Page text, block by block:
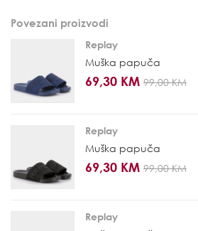
Povezani proizvodi
Replay
Muška papuča
69,30 KM 99,00 KM
Replay
Muška papuča
69,30 KM 99,00 KM
Replay